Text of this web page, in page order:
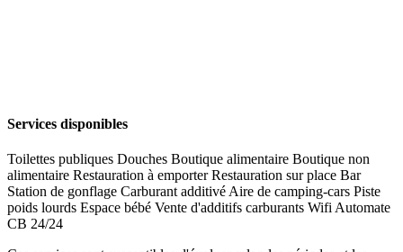
Services disponibles
Toilettes publiques Douches Boutique alimentaire Boutique non
alimentaire Restauration à emporterRestauration sur place Bar
Station de gonflage Carburant additivé Aire de camping-cars Piste
poids lourds Espace bébé Vente d'additifs carburants Wifi Automate
CB 24/24